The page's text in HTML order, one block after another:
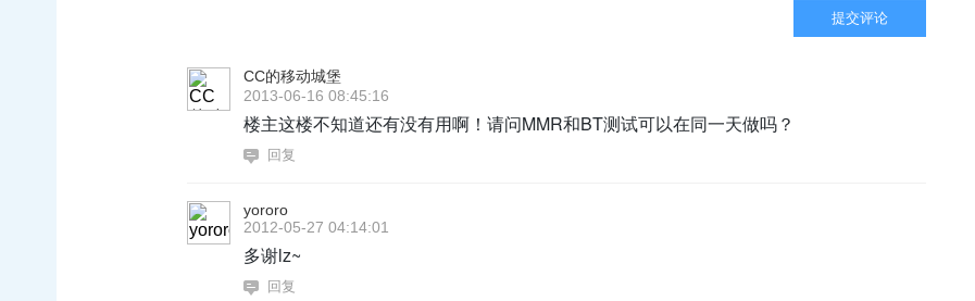
提交评论
CC的移动城堡
2013-06-16 08:45:16
楼主这楼不知道还有没有用啊！请问MMR和BT测试可以在同一天做吗？
回复
yororo
2012-05-27 04:14:01
多谢lz~
回复